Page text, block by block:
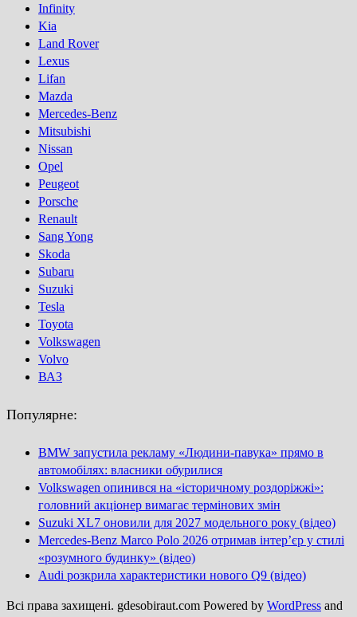
Infinity
Kia
Land Rover
Lexus
Lifan
Mazda
Mercedes-Benz
Mitsubishi
Nissan
Opel
Peugeot
Porsсhe
Renault
Sang Yong
Skoda
Subaru
Suzuki
Tesla
Toyota
Volkswagen
Volvo
ВАЗ
Популярне:
BMW запустила рекламу «Людини-павука» прямо в
автомобілях: власники обурилися
Volkswagen опинився на «історичному роздоріжжі»:
головний акціонер вимагає термінових змін
Suzuki XL7 оновили для 2027 модельного року (відео)
Mercedes-Benz Marco Polo 2026 отримав інтер’єр у стилі
«розумного будинку» (відео)
Audi розкрила характеристики нового Q9 (відео)
Всі права захищені. gdesobiraut.com Powered by WordPress and